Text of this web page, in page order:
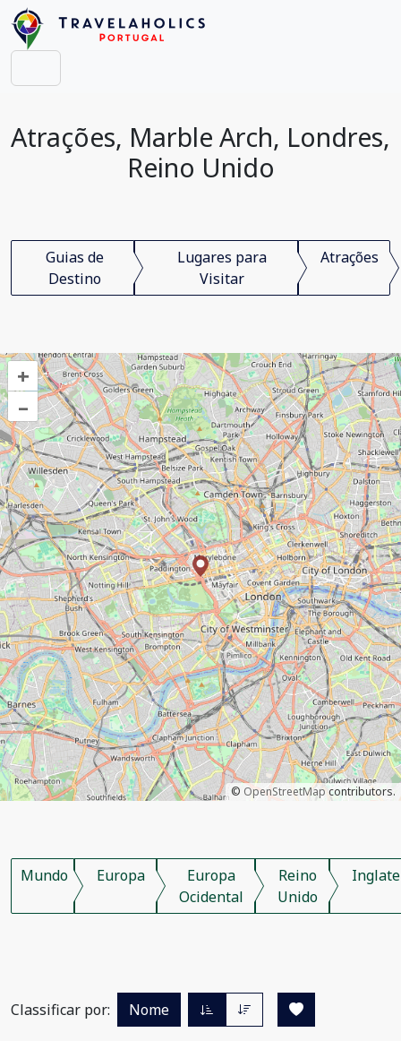
Atrações, Marble Arch, Londres,
Reino Unido
Guias de
Destino
Lugares para
Visitar
Atrações
+
–
© OpenStreetMapcontributors.
Mundo Europa
Europa
Ocidental
Reino
Unido
Classificar por: Nome